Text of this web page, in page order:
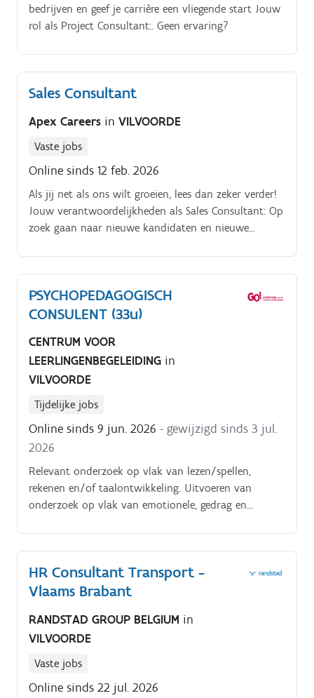
bedrijven en geef je carrière een vliegende start Jouw
rol als Project Consultant:. Geen ervaring?
Sales Consultant
Apex Careers in VILVOORDE
Vaste jobs
Online sinds 12 feb. 2026
Als jij net als ons wilt groeien, lees dan zeker verder!
Jouw verantwoordelijkheden als Sales Consultant: Op
zoek gaan naar nieuwe kandidaten en nieuwe
prospectie tot het ondertekenen van
overeenkomsten; Onderhandelen over voorwaarden,
opstellen van contracten en sluiten van deals;
Matchen van toptalent aan onze klanten; Dankzij
als te farmen; Doelen behalen zit in jouw natuur, je
doet dan ook wat nodig is om succesvol te zijn.
PSYCHOPEDAGOGISCH
CONSULENT (33u)
CENTRUM VOOR
LEERLINGENBEGELEIDING in
VILVOORDE
Tijdelijke jobs
Online sinds 9 jun. 2026 - gewijzigd sinds 3 jul.
2026
Relevant onderzoek op vlak van lezen/spellen,
rekenen en/of taalontwikkeling. Uitvoeren van
onderzoek op vlak van emotionele, gedrag en
HR Consultant Transport -
Vlaams Brabant
RANDSTAD GROUP BELGIUM in
VILVOORDE
Vaste jobs
Online sinds 22 jul. 2026